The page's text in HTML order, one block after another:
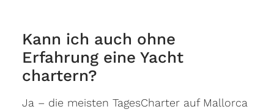
Kann ich auch ohne
Erfahrung eine Yacht
chartern?
Ja – die meisten TagesCharter auf Mallorca